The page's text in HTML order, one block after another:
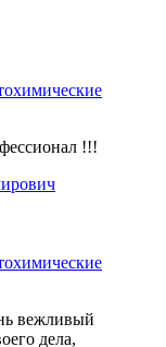
!!!
вежливый
дела,